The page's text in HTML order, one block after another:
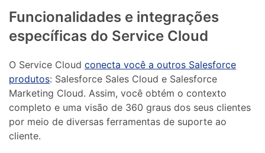
Funcionalidades e integrações
específicas do Service Cloud
O Service Cloudconecta você a outros Salesforce
produtos: Salesforce Sales Cloud e Salesforce
Marketing Cloud. Assim, você obtém o contexto
completo e uma visão de 360 ​​graus dos seus clientes
por meio de diversas ferramentas de suporte ao
cliente.